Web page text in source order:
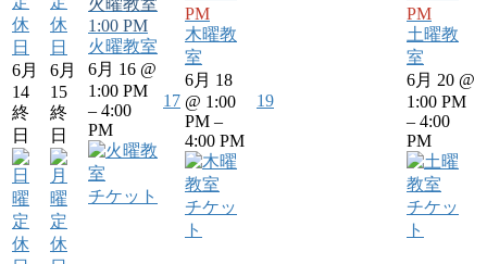
休
日
6月
14
終
日
休
日
6月
15
終
日
火曜教室
1:00 PM
火曜教室
6月 16 @
1:00 PM
– 4:00
PM
チケット
17
PM
木曜教
室
6月 18
@ 1:00
PM –
4:00 PM
チケッ
ト
19
PM
土曜教
室
6月 20 @
1:00 PM
– 4:00
PM
チケッ
ト